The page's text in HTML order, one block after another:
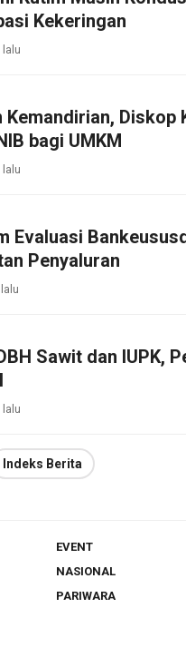
Kekeringan
lalu
Diskop
bagi UMKM
lalu
Evaluasi
Penyaluran
Sawit dan IUPK,
lalu
Indeks Berita
EVENT
NASIONAL
PARIWARA